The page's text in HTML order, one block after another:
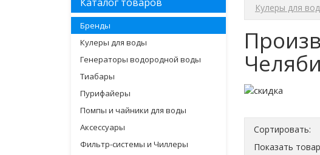
Бренды
Кулеры для воды
Генераторы водородной воды
Тиабары
Пурифайеры
Помпы и чайники для воды
Аксессуары
Фильтр-системы и Чиллеры
Кулеры для
Сортировать:
Показать